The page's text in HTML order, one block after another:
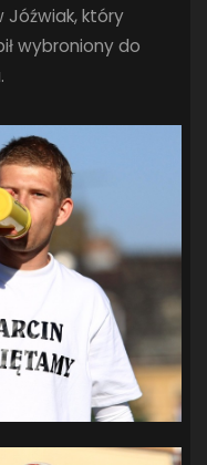
Jóźwiak, który
wybroniony do